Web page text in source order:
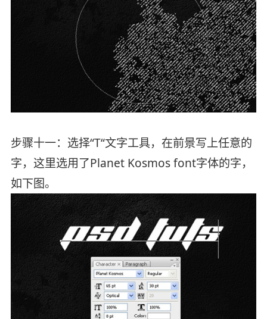
步骤十一：选择“T“文字工具，在前景写上任意的
字，这里选用了Planet Kosmos font字体的字，
如下图。